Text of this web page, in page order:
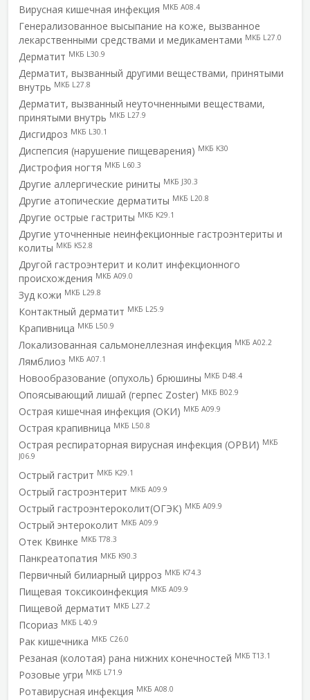
Вирусная кишечная инфекция МКБ A08.4
Генерализованное высыпание на коже, вызванное
лекарственными средствами и медикаментами МКБ L27.0
Дерматит МКБ L30.9
Дерматит, вызванный другими веществами, принятыми
внутрь МКБ L27.8
Дерматит, вызванный неуточненными веществами,
принятыми внутрь МКБ L27.9
Дисгидроз МКБ L30.1
Диспепсия (нарушение пищеварения) МКБ K30
Дистрофия ногтя МКБ L60.3
Другие аллергические риниты МКБ J30.3
Другие атопические дерматиты МКБ L20.8
Другие острые гастриты МКБ K29.1
Другие уточненные неинфекционные гастроэнтериты и
колиты МКБ K52.8
Другой гастроэнтерит и колит инфекционного
происхождения МКБ A09.0
Зуд кожи МКБ L29.8
Контактный дерматит МКБ L25.9
Крапивница МКБ L50.9
Локализованная сальмонеллезная инфекция МКБ A02.2
Лямблиоз МКБ A07.1
Новообразование (опухоль) брюшины МКБ D48.4
Опоясывающий лишай (герпес Zoster) МКБ B02.9
Острая кишечная инфекция (ОКИ) МКБ A09.9
Острая крапивница МКБ L50.8
Острая респираторная вирусная инфекция (ОРВИ) МКБ
J06.9
Острый гастрит МКБ K29.1
Острый гастроэнтерит МКБ A09.9
Острый гастроэнтероколит(ОГЭК) МКБ A09.9
Острый энтероколит МКБ A09.9
Отек Квинке МКБ T78.3
Панкреатопатия МКБ K90.3
Первичный билиарный цирроз МКБ K74.3
Пищевая токсикоинфекция МКБ A09.9
Пищевой дерматит МКБ L27.2
Псориаз МКБ L40.9
Рак кишечника МКБ C26.0
Резаная (колотая) рана нижних конечностей МКБ T13.1
Розовые угри МКБ L71.9
Ротавирусная инфекция МКБ A08.0